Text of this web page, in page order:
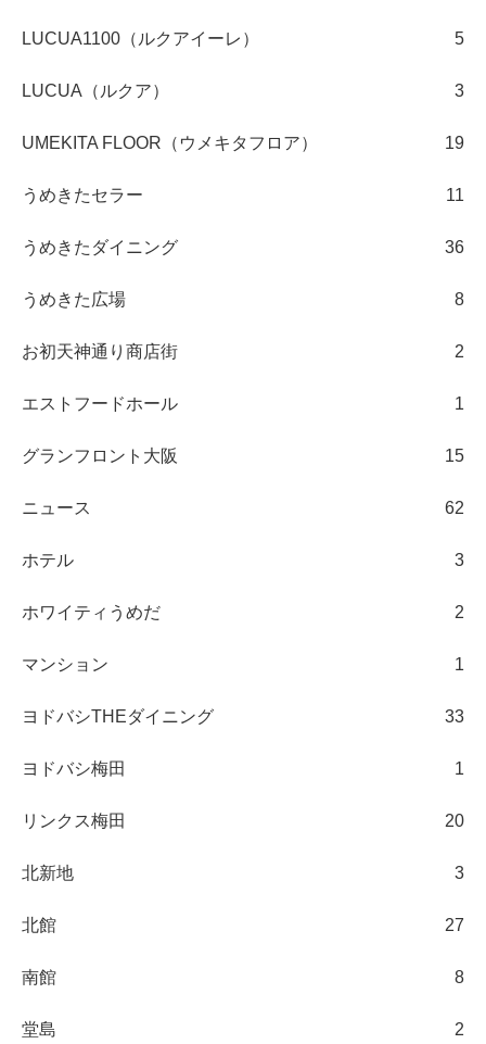
LUCUA1100（ルクアイーレ） 5
LUCUA（ルクア） 3
UMEKITA FLOOR（ウメキタフロア） 19
うめきたセラー 11
うめきたダイニング 36
うめきた広場 8
お初天神通り商店街 2
エストフードホール 1
グランフロント大阪 15
ニュース 62
ホテル 3
ホワイティうめだ 2
マンション 1
ヨドバシTHEダイニング 33
ヨドバシ梅田 1
リンクス梅田 20
北新地 3
北館 27
南館 8
堂島 2